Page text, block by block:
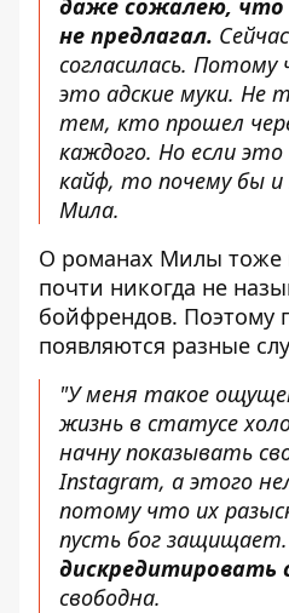
даже сожалею, что
не предлагал.
согласилась.
это адские муки. Не
тем, кто прошел
каждого. Но если
кайф, то почему бы
Мила.
О романах Милы тоже
почти никогда не
бойфрендов. Поэтому
появляются разные
"У меня такое
жизнь в статусе
начну показывать
Instagram, а этого
потому что их
пусть бог
дискредитировать
свободна.